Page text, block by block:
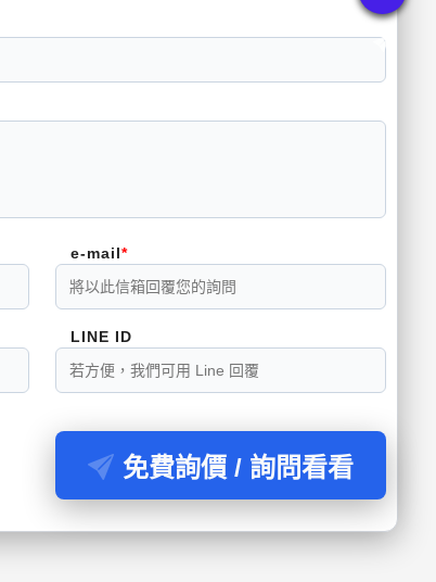
e-mail
LINE ID
免費詢價 / 詢問看看